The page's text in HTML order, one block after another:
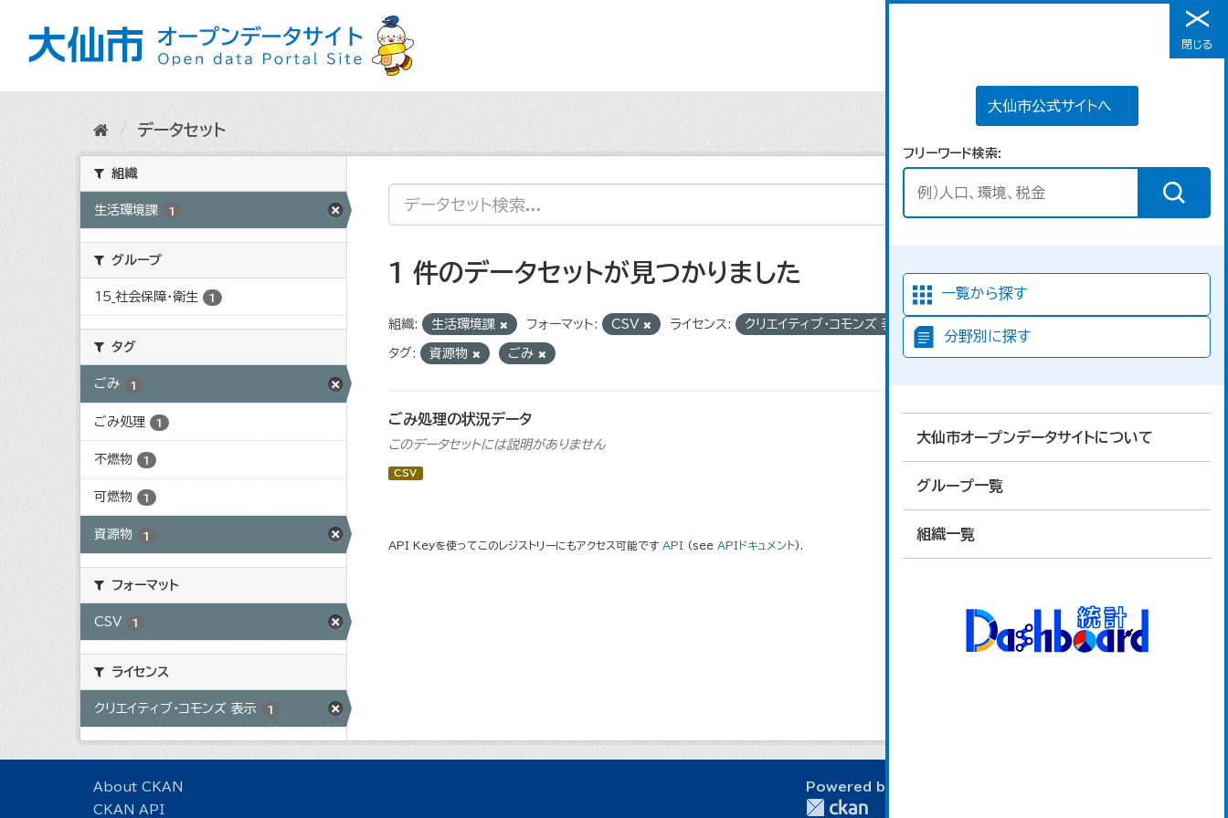
メニュー
大仙市公式サイトへ
フリーワード検索
一覧から探す
分野別に探す
大仙市オープンデータサイトについて
グループ一覧
組織一覧
閉じる
データセット
組織
生活環境課 1
グループ
15_社会保障・衛生 1
タグ
ごみ 1
ごみ処理 1
不燃物 1
可燃物 1
資源物 1
フォーマット
CSV 1
ライセンス
クリエイティブ・コモンズ 表示 1
1 件のデータセットが見つかりました
組織: 生活環境課 フォーマット: CSV ライセンス: クリエイティブ・コモンズ 表示
タグ: 資源物 ごみ
ごみ処理の状況データ
このデータセットには説明がありません
CSV
API Keyを使ってこのレジストリーにもアクセス可能です API (see APIドキュメント).
About CKAN
CKAN API
Powered by